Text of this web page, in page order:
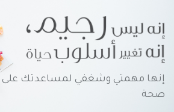
إنها مهمتي وشغفي لمساعدتك على
صحة